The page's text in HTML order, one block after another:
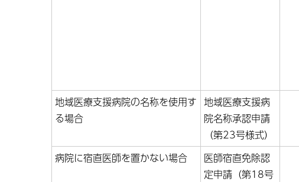
地域医療支援病院の名称を使用す
る場合
地域医療支援病
院名称承認申請
（第23号様式）
病院に宿直医師を置かない場合
医師宿直免除認
定申請（第18号